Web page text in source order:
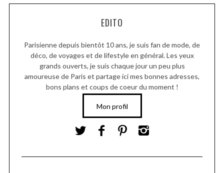
EDITO
Parisienne depuis bientôt 10 ans, je suis fan de mode, de
déco, de voyages et de lifestyle en général. Les yeux
grands ouverts, je suis chaque jour un peu plus
amoureuse de Paris et partage ici mes bonnes adresses,
bons plans et coups de coeur du moment !
Mon profil